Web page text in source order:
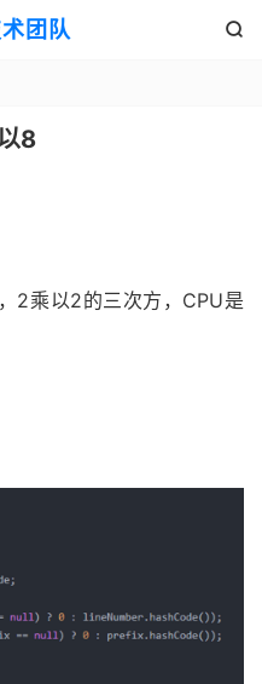
团队 
8
2乘以2的三次方，CPU是